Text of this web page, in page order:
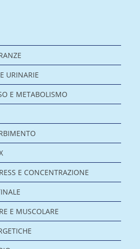
URINARIE
E METABOLISMO
E CONCENTRAZIONE
E MUSCOLARE